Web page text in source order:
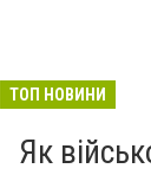
ТОП НОВИНИ
Як